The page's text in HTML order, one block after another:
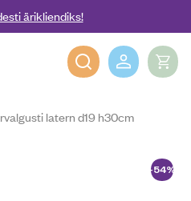
ärikliendiks!
latern d19 h30cm
-54%